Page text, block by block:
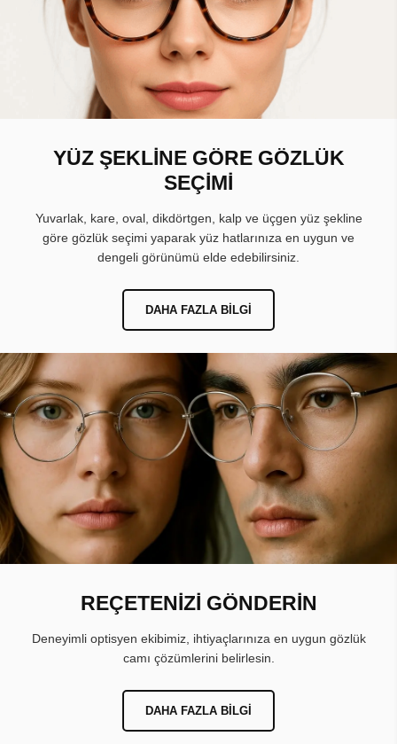
YÜZ ŞEKLİNE GÖRE GÖZLÜK
SEÇİMİ
Yuvarlak, kare, oval, dikdörtgen, kalp ve üçgen yüz şekline
göre gözlük seçimi yaparak yüz hatlarınıza en uygun ve
dengeli görünümü elde edebilirsiniz.
DAHA FAZLA BILGI
REÇETENİZİ GÖNDERİN
Deneyimli optisyen ekibimiz, ihtiyaçlarınıza en uygun gözlük
camı çözümlerini belirlesin.
DAHA FAZLA BILGI